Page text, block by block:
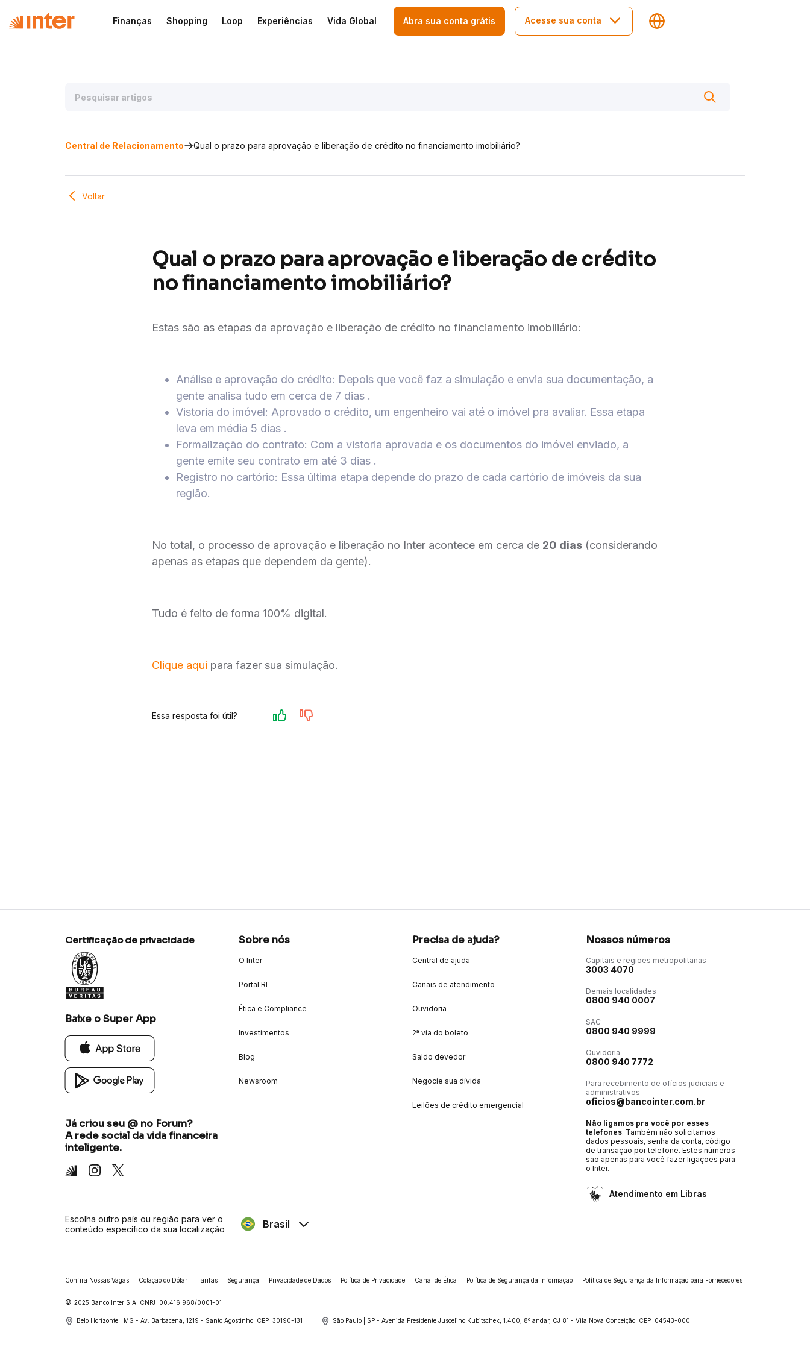
Finanças Shopping Loop Experiências Vida Global Abra sua conta grátis Acesse sua conta
Central de Relacionamento Qual o prazo para aprovação e liberação de crédito no financiamento imobiliário?
Voltar
Qual o prazo para aprovação e liberação de crédito
no financiamento imobiliário?
Estas são as etapas da aprovação e liberação de crédito no financiamento imobiliário:
Análise e aprovação do crédito: Depois que você faz a simulação e envia sua documentação, a
gente analisa tudo em cerca de 7 dias .
Vistoria do imóvel: Aprovado o crédito, um engenheiro vai até o imóvel pra avaliar. Essa etapa
leva em média 5 dias .
Formalização do contrato: Com a vistoria aprovada e os documentos do imóvel enviado, a
gente emite seu contrato em até 3 dias .
Registro no cartório: Essa última etapa depende do prazo de cada cartório de imóveis da sua
região.
No total, o processo de aprovação e liberação no Inter acontece em cerca de 20 dias (considerando
apenas as etapas que dependem da gente).
Tudo é feito de forma 100% digital.
Clique aqui para fazer sua simulação.
Essa resposta foi útil?
Certificação de privacidade
Baixe o Super App
Já criou seu @ no Forum?
A rede social da vida financeira
inteligente.
Inter Instagram
X
Sobre nós
O Inter
Portal RI
Ética e Compliance
Investimentos
Blog
Newsroom
Precisa de ajuda?
Central de ajuda
Canais de atendimento
Ouvidoria
2ª via do boleto
Saldo devedor
Negocie sua dívida
Leilões de crédito emergencial
Nossos números
Capitais e regiões metropolitanas
3003 4070
Demais localidades
0800 940 0007
SAC
0800 940 9999
Ouvidoria
0800 940 7772
Para recebimento de ofícios judiciais e
administrativos
oficios@bancointer.com.br
Não ligamos pra você por esses
telefones. Também não solicitamos
dados pessoais, senha da conta, código
de transação por telefone. Estes números
são apenas para você fazer ligações para
o Inter.
Atendimento em Libras
Escolha outro país ou região para ver o
conteúdo específico da sua localização
Brasil
Confira Nossas Vagas Cotação do Dólar Tarifas Segurança Privacidade de Dados Política de Privacidade Canal de Ética Política de Segurança da Informação Política de Segurança da Informação para Fornecedores
© 2025 Banco Inter S.A. CNPJ: 00.416.968/0001-01
Belo Horizonte | MG - Av. Barbacena, 1219 - Santo Agostinho. CEP: 30190-131 São Paulo | SP - Avenida Presidente Juscelino Kubitschek, 1.400, 8º andar, CJ 81 - Vila Nova Conceição. CEP: 04543-000